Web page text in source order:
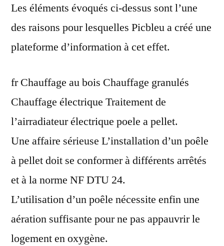
Les éléments évoqués ci-dessus sont l’une
des raisons pour lesquelles Picbleu a créé une
plateforme d’information à cet effet.
fr Chauffage au bois Chauffage granulés
Chauffage électrique Traitement de
l’airradiateur électrique poele a pellet.
Une affaire sérieuse L’installation d’un poêle
à pellet doit se conformer à différents arrêtés
et à la norme NF DTU 24.
L’utilisation d’un poêle nécessite enfin une
aération suffisante pour ne pas appauvrir le
logement en oxygène.